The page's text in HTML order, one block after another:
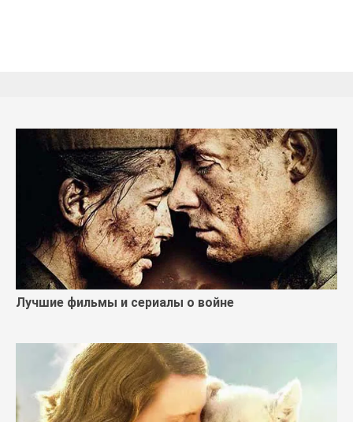
Лучшие фильмы и сериалы о войне